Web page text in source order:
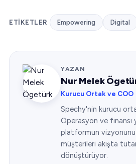
ETIKETLER Empowering Digital
YAZAN
Nur Melek
Kurucu Ortak ve COO
Spechy'nin kurucu
Operasyon ve finansı
platformun
müşterileri akışta
dönüştürüyor.